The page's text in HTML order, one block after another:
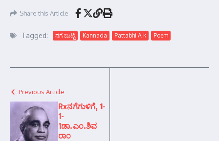
Share this Article
Tagged: ನಗೆ ಬುಟ್ಟಿ Kannada Pattabhi A k Poem
Previous Article
Rxನಗೆಗುಳಿಗೆ, 1-
1-
1ಡಾ.ಎಂ.ಶಿವ
ರಾಂ